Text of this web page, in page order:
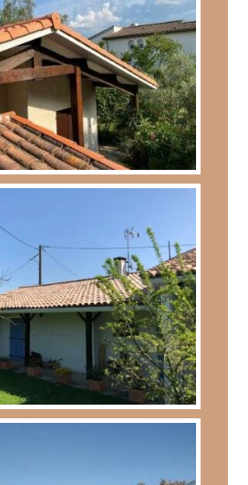
EGLISE SAINT-
BAPTISTE
,Couverture Zinguerie
DE COUVERTURE
,Couverture Isolation
Zinguerie